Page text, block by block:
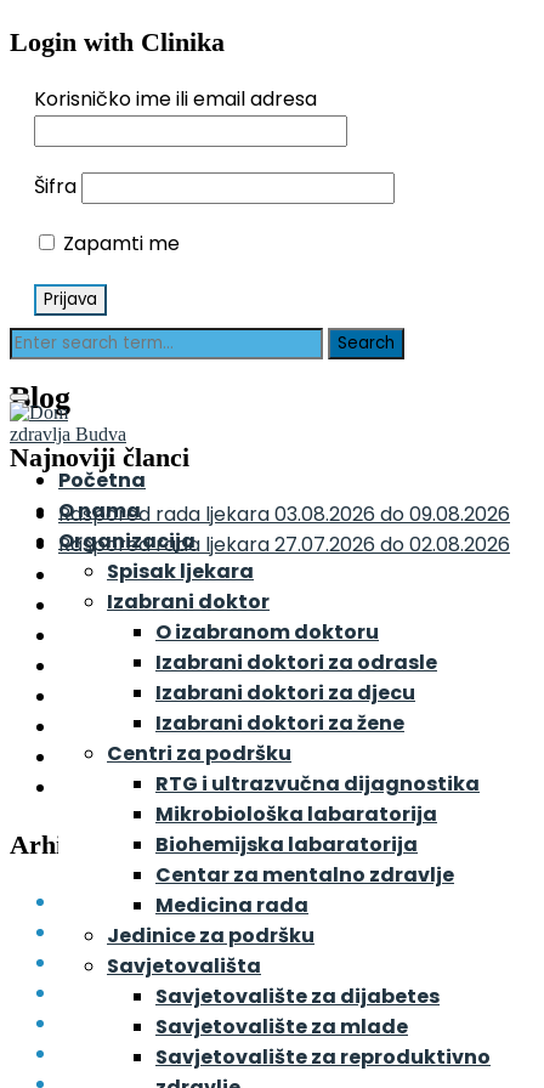
Login with Clinika
Korisničko ime ili email adresa
Šifra
Zapamti me
Početna
O nama
Organizacija
Spisak ljekara
Izabrani doktor
O izabranom doktoru
Izabrani doktori za odrasle
Izabrani doktori za djecu
Izabrani doktori za žene
Centri za podršku
RTG i ultrazvučna dijagnostika
Mikrobiološka labaratorija
Biohemijska labaratorija
Centar za mentalno zdravlje
Medicina rada
Jedinice za podršku
Savjetovališta
Savjetovalište za dijabetes
Savjetovalište za mlade
Savjetovalište za reproduktivno
Blog
Najnoviji članci
Raspored rada ljekara 03.08.2026 do 09.08.2026
Raspored rada ljekara 27.07.2026 do 02.08.2026
Raspored rada ljekara 20.07.2026 do 26.07.2026
Raspored rada ljekara 13.07.2026 do 19.07.2026
Raspored rada ljekara 06.07.2026 do 12.07.2026
Raspored rada ljekara 29.06.2026 do 05.07.2026
Raspored rada ljekara 22.06.2026 do 28.06.2026
Raspored rada ljekara 15.06.2026 do 21.06.2026
Raspored rada ljekara 08.06.2026 do 14.06.2026
Raspored rada ljekara 01.06.2026 do 07.06.2026
Arhive
August 2026
Juli 2026
Juni 2026
Maj 2026
April 2026
Mart 2026